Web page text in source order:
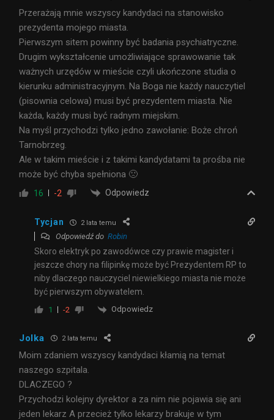
Przerażają mnie wszyscy kandydaci na stanowisko
prezydenta mojego miasta.
Pierwszym sitem powinny być badania psychiatryczne.
Drugim wykształcenie umożliwiające sprawowanie tak
ważnych urzędów w mieście czyli ukończone studia o
kierunku administracyjnym. Na Boga nie każdy nauczytiel
(pisownia celowa) musi być prezydentem miasta. Nie
każda, każdy musi być radnym miejskim.
Na myśl przychodzi tylko jedno zawołanie: Boże chroń
Tarnobrzeg.
Ale w takim mieście i z takimi kandydatami ta prośba nie
może być chyba spełniona 🙁
16 -2 Odpowiedz
Tycjan 2 lata temu
Odpowiedź do Robin
Skoro elektryk po zawodówce czy prawie magister i
jeszcze chory na filipinkę może być Prezydentem RP to
niby dlaczego nauczyciel niewielkiego miasta nie może
być pierwszym obywatelem.
1 -2 Odpowiedz
Jolka 2 lata temu
Moim zdaniem wszyscy kandydaci kłamią na temat
naszego szpitala.
DLACZEGO ?
Przychodzi kolejny dyrektor a za nim nie pojawia się ani
jeden lekarz A przecież tylko lekarzy brakuje w tym